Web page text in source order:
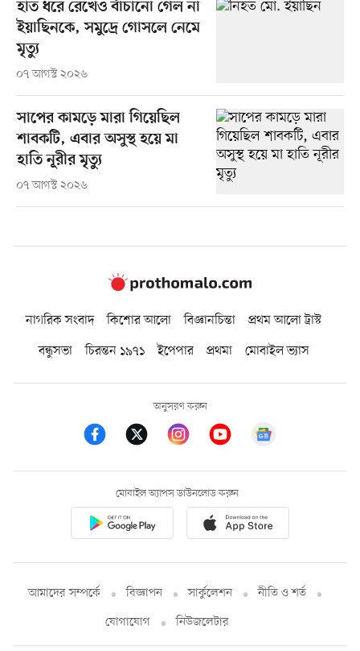
হাত ধরে রেখেও বাঁচানো গেল না
ইয়াছিনকে, সমুদ্রে গোসলে নেমে
মৃত্যু
০৭ আগস্ট ২০২৬
সাপের কামড়ে মারা গিয়েছিল
শাবকটি, এবার অসুস্থ হয়ে মা
হাতি নূরীর মৃত্যু
০৭ আগস্ট ২০২৬
নাগরিক সংবাদ কিশোর আলো বিজ্ঞানচিন্তা
প্রথম আলো ট্রাস্ট
বন্ধুসভা
চিরন্তন ১৯৭১ ইপেপার প্রথমা মোবাইল ভ্যাস
অনুসরণ করুন
মোবাইল অ্যাপস ডাউনলোড করুন
আমাদের সম্পর্কে বিজ্ঞাপন সার্কুলেশন
নীতি ও শর্ত
যোগাযোগ
নিউজলেটার